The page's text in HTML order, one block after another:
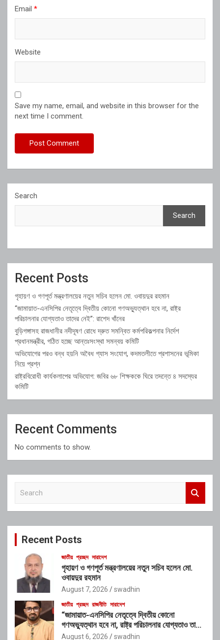
Email *
Website
Save my name, email, and website in this browser for the
next time I comment.
Search
Search
Recent Posts
গৃহায়ণ ও গণপূর্ত মন্ত্রণালয়ের নতুন সচিব হলেন মো. ওবায়দুর রহমান
“জামায়াত-এনসিপির নেতৃত্বে দ্বিতীয় কোনো গণঅভ্যুত্থান হবে না, রাষ্ট্র
পরিচালনার যোগ্যতাও তাদের নেই”: রাশেদ খাঁনের
বুড়িগঙ্গাসহ রাজধানীর নদীদূষণ রোধে দ্রুত সমন্বিত কর্মপরিকল্পনার নির্দেশ
প্রধানমন্ত্রীর, গঠিত হচ্ছে আন্তঃসংস্থা সমন্বয় কমিটি
অভিযোগের পরও বন্ধ হয়নি অবৈধ গ্যাস সংযোগ, কদমতলীতে প্রশাসনের ভূমিকা
নিয়ে প্রশ্ন
রাষ্ট্রবিরোধী কার্যকলাপের অভিযোগ: জবির ৬৮ শিক্ষককে ঘিরে তদন্তে ৪ সদস্যের
কমিটি
Recent Comments
No comments to show.
c
Recent Posts
জাতীয় প্রচ্ছদ সারাদেশ
গৃহায়ণ ও গণপূর্ত মন্ত্রণালয়ের নতুন সচিব হলেন মো.
ওবায়দুর রহমান
August 7, 2026 swadhin
জাতীয় প্রচ্ছদ রাজনীতি সারাদেশ
“জামায়াত-এনসিপির নেতৃত্বে দ্বিতীয় কোনো
গণঅভ্যুত্থান হবে না, রাষ্ট্র পরিচালনার যোগ্যতাও তাদের
নেই”: রাশেদ খাঁনের
August 6, 2026 swadhin